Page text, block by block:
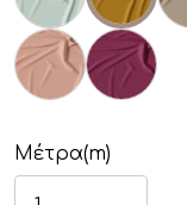
Μέτρα(m)